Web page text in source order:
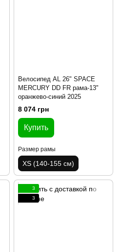
Велосипед AL 26" SPACE
MERCURY DD FR рама-13"
оранжево-синий 2025
8 074 грн
Купить
Размер рамы
XS (140-155 см)
3
3